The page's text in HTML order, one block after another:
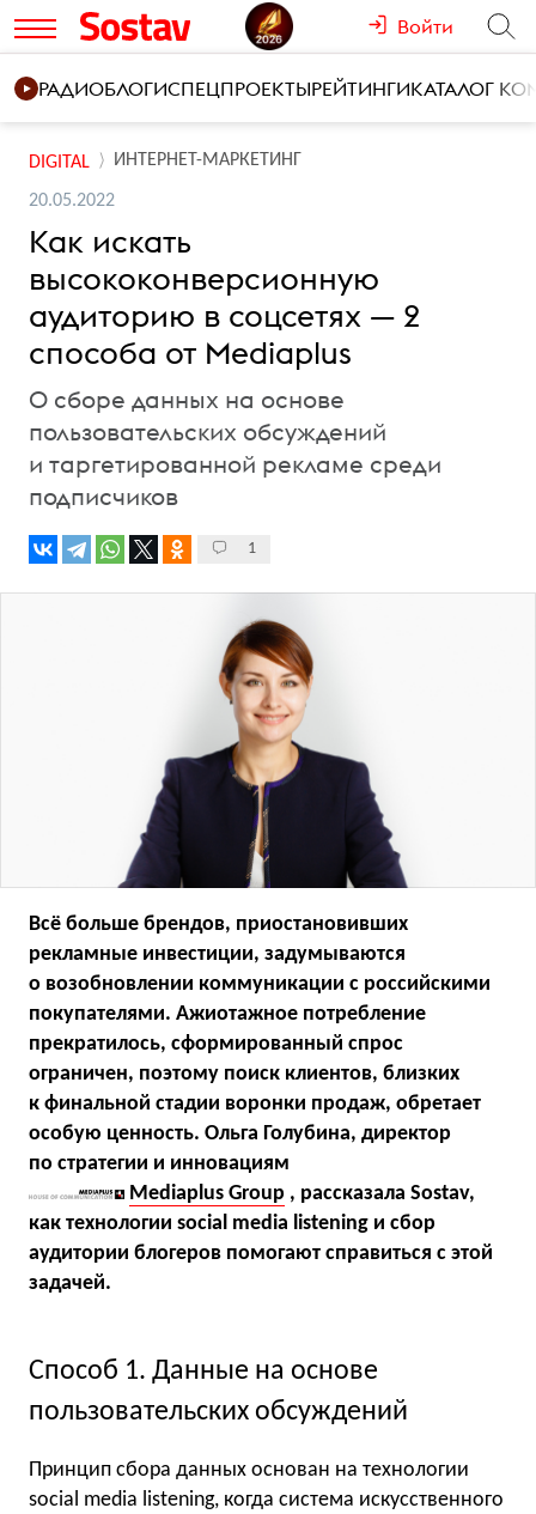
Войти
РАДИОБЛОГИСПЕЦПРОЕКТЫРЕЙТИНГИКАТАЛОГ
DIGITAL ИНТЕРНЕТ-МАРКЕТИНГ
20.05.2022
Как искать
высококонверсионную
аудиторию в соцсетях — 2
способа от Mediaplus
О сборе данных на основе
пользовательских обсуждений
и таргетированной рекламе среди
подписчиков
1
Всё больше брендов, приостановивших
рекламные инвестиции, задумываются
о возобновлении коммуникации с российскими
покупателями. Ажиотажное потребление
прекратилось, сформированный спрос
ограничен, поэтому поиск клиентов, близких
к финальной стадии воронки продаж, обретает
особую ценность. Ольга Голубина, директор
по стратегии и инновациям
Mediaplus Group , рассказала Sostav,
как технологии social media listening и сбор
аудитории блогеров помогают справиться с этой
задачей.
Способ 1. Данные на основе
пользовательских обсуждений
Принцип сбора данных основан на технологии
social media listening, когда система искусственного